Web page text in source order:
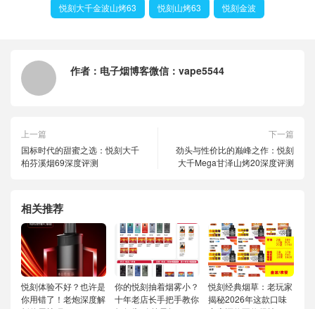
悦刻大千金波山烤63 悦刻山烤63 悦刻金波
作者： 电子烟博客微信：vape5544
上一篇
国标时代的甜蜜之选：悦刻大千
柏芬溪烟69深度评测
下一篇
劲头与性价比的巅峰之作：悦刻
大千Mega甘泽山烤20深度评测
相关推荐
悦刻体验不好？也许是
你用错了！老炮深度解
你的悦刻抽着烟雾小？
十年老店长手把手教你
悦刻经典烟草：老玩家
揭秘2026年这款口味